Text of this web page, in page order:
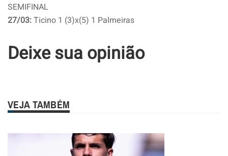
SEMIFINAL
27/03:Ticino 1 (3)x(5) 1 Palmeiras
Deixe sua opinião
VEJA TAMBÉM